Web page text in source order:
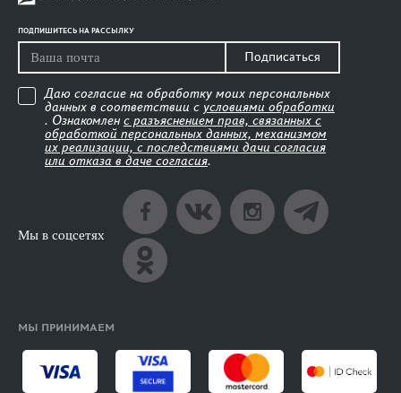
ПОДПИШИТЕСЬ НА РАССЫЛКУ
Подписаться
Даю согласие на обработку моих персональных
данных в соответствии с условиями обработки
. Ознакомлен с разъяснением прав, связанных с
обработкой персональных данных, механизмом
их реализации, с последствиями дачи согласия
или отказа в даче согласия.
Мы в соцсетях
МЫ ПРИНИМАЕМ